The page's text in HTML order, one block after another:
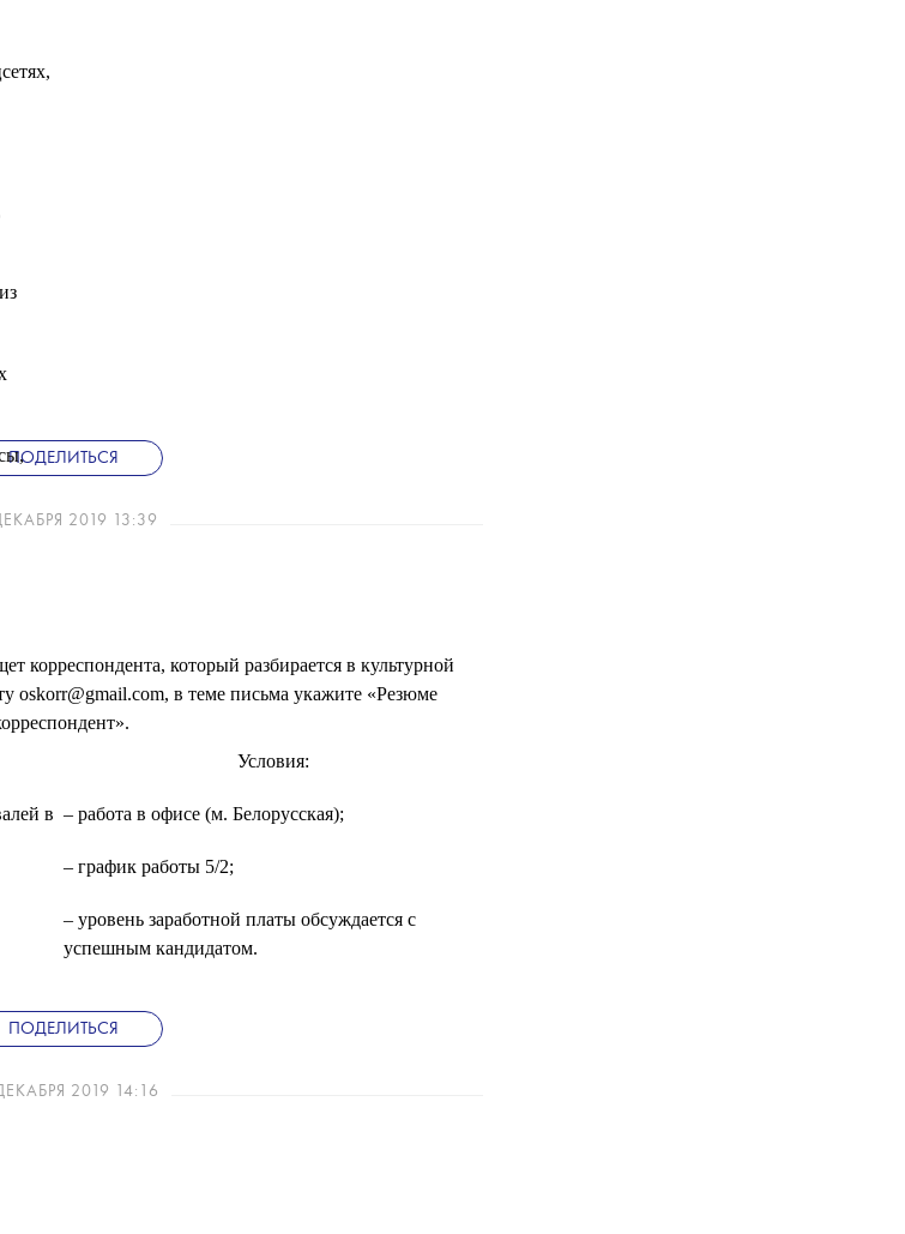
ПОДЕЛИТЬСЯ
2019 13:39
корреспондента, который разбирается в культурной
oskorr@gmail.com, в теме письма укажите «Резюме
в
Условия:
– работа в офисе (м. Белорусская);
– график работы 5/2;
– уровень заработной платы обсуждается с
успешным кандидатом.
ПОДЕЛИТЬСЯ
2019 14:16